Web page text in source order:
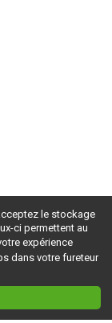
le stockage
ci permettent au
expérience
dans votre fureteur